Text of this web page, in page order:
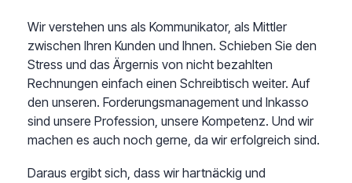
Wir verstehen uns als Kommunikator, als Mittler
zwischen Ihren Kunden und Ihnen. Schieben Sie den
Stress und das Ärgernis von nicht bezahlten
Rechnungen einfach einen Schreibtisch weiter. Auf
den unseren. Forderungsmanagement und Inkasso
sind unsere Profession, unsere Kompetenz. Und wir
machen es auch noch gerne, da wir erfolgreich sind.
Daraus ergibt sich, dass wir hartnäckig und